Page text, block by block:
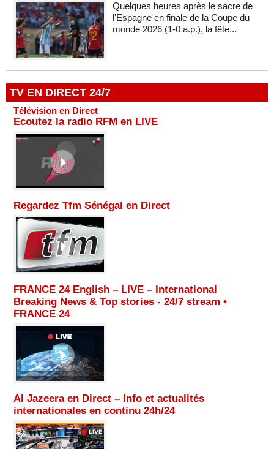
Quelques heures après le sacre de
l'Espagne en finale de la Coupe du
monde 2026 (1-0 a.p.), la fête...
TV EN DIRECT 24/7
Télévision en Direct
Ecoutez la radio RFM en LIVE
Regardez Tfm Sénégal en Direct
FRANCE 24 English – LIVE – International
Breaking News & Top stories - 24/7 stream •
FRANCE 24
Al Jazeera en Direct – Info et actualités
internationales en continu 24h/24